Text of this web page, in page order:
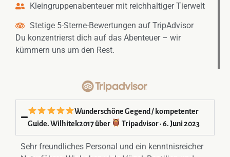
Kleingruppenabenteuer mit reichhaltiger Tierwelt
Stetige 5-Sterne-Bewertungen auf TripAdvisor
Du konzentrierst dich auf das Abenteuer – wir
kümmern uns um den Rest.
Wunderschöne Gegend / kompetenter
Guide. Wilhitek2017 über
Tripadvisor · 6. Juni 2023
Sehr freundliches Personal und ein kenntnisreicher